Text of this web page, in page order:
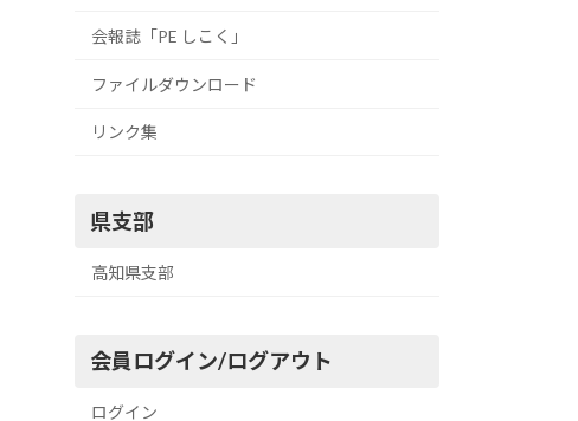
会報誌「PE しこく」
ファイルダウンロード
リンク集
県支部
高知県支部
会員ログイン/ログアウト
ログイン